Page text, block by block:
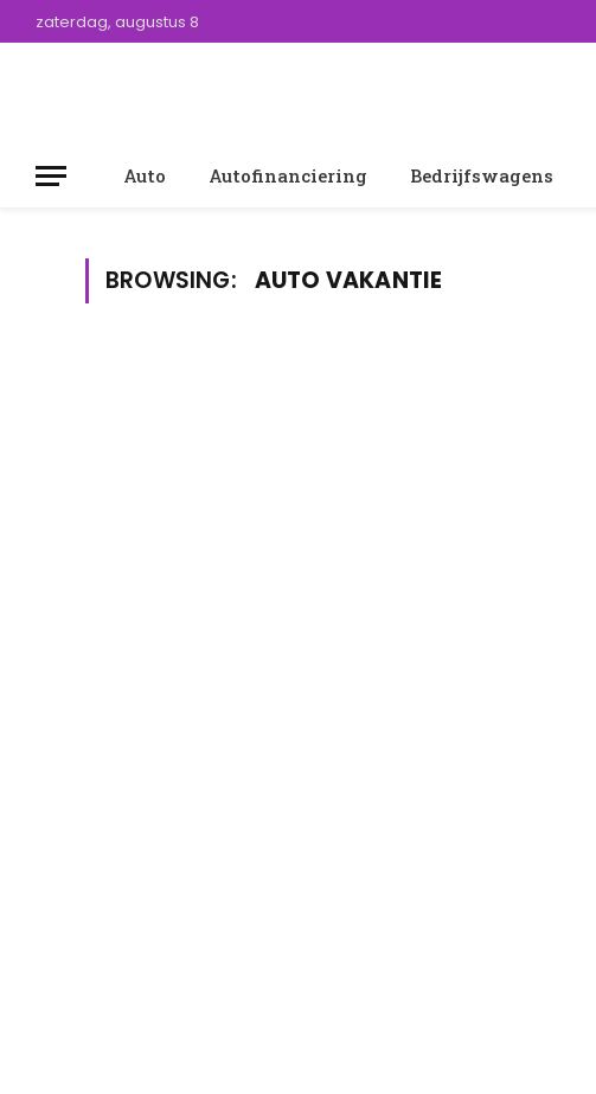
zaterdag, augustus 8
Auto Autofinanciering Bedrijfswagens
BROWSING: AUTO VAKANTIE